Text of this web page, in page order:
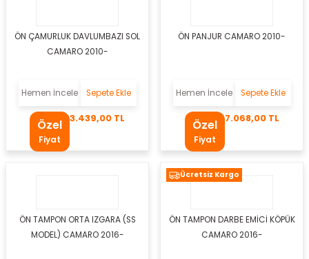
ÖN ÇAMURLUK DAVLUMBAZI SOL
CAMARO 2010-
Hemen İncele Sepete Ekle
Özel
Fiyat
3.439,00 TL
ÖN PANJUR CAMARO 2010-
Hemen İncele Sepete Ekle
Özel
Fiyat
7.068,00 TL
ÖN TAMPON ORTA IZGARA (SS
MODEL) CAMARO 2016-
Ücretsiz Kargo
ÖN TAMPON DARBE EMİCİ KÖPÜK
CAMARO 2016-